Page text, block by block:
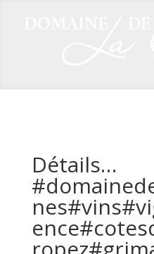
Détails…